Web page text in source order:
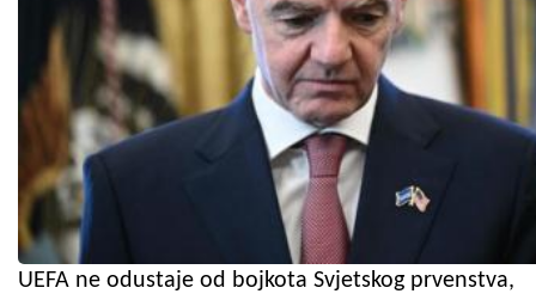
UEFA ne odustaje od bojkota Svjetskog prvenstva,